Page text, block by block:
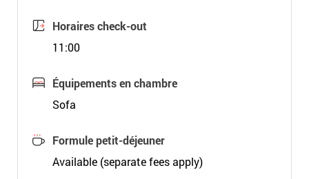
Horaires check-out
11:00
Équipements en chambre
Sofa
Formule petit-déjeuner
Available (separate fees apply)